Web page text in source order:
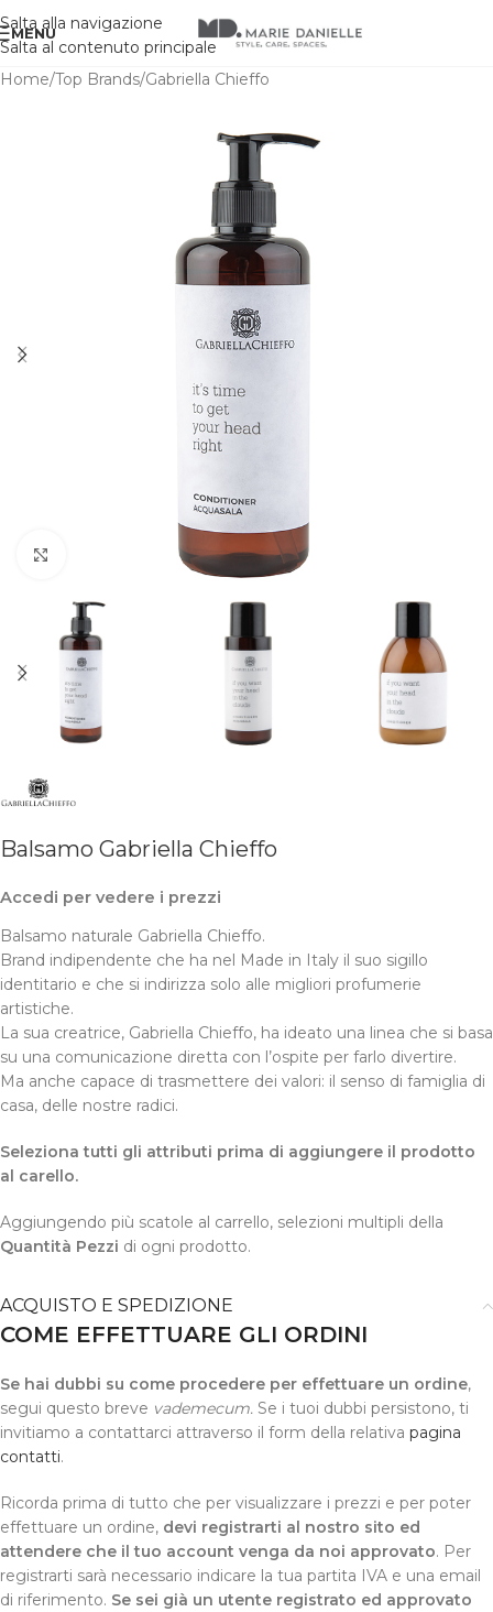
Salta alla navigazione
Salta al contenuto principale
MENU
Home/Top Brands/Gabriella Chieffo
Clicca per ingrandire
Balsamo Gabriella Chieffo
Accedi per vedere i prezzi
Balsamo naturale Gabriella Chieffo.
Brand indipendente che ha nel Made in Italy il suo sigillo
identitario e che si indirizza solo alle migliori profumerie
artistiche.
La sua creatrice, Gabriella Chieffo, ha ideato una linea che si basa
su una comunicazione diretta con l’ospite per farlo divertire.
Ma anche capace di trasmettere dei valori: il senso di famiglia di
casa, delle nostre radici.
Seleziona tutti gli attributi prima di aggiungere il prodotto
al carello.
Aggiungendo più scatole al carrello, selezioni multipli della
Quantità Pezzi di ogni prodotto.
ACQUISTO E SPEDIZIONE
COME EFFETTUARE GLI ORDINI
Se hai dubbi su come procedere per effettuare un ordine,
segui questo breve vademecum. Se i tuoi dubbi persistono, ti
invitiamo a contattarci attraverso il form della relativa pagina
contatti.
Ricorda prima di tutto che per visualizzare i prezzi e per poter
effettuare un ordine, devi registrarti al nostro sito ed
attendere che il tuo account venga da noi approvato. Per
registrarti sarà necessario indicare la tua partita IVA e una email
di riferimento. Se sei già un utente registrato ed approvato